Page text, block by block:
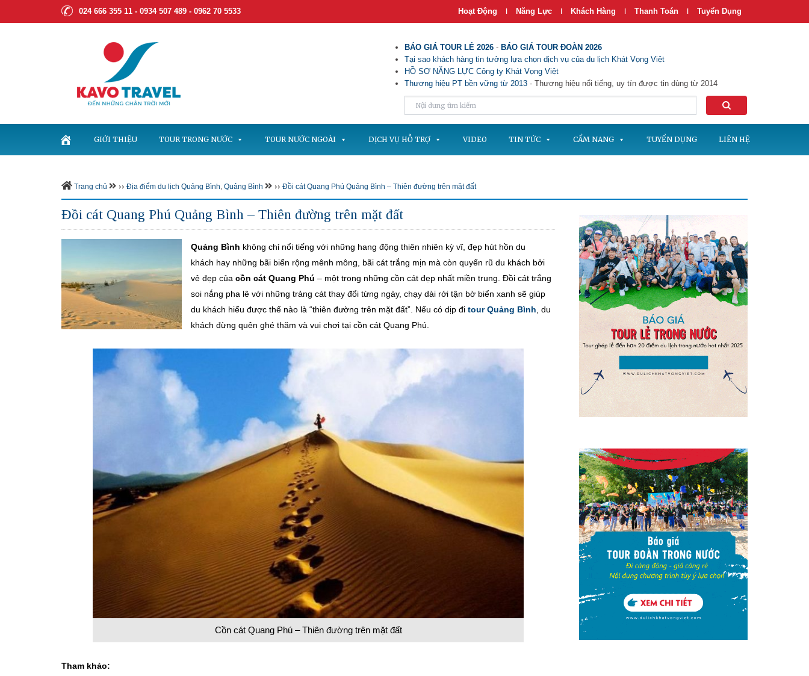
024 666 355 11 - 0934 507 489 - 0962 70 5533 Hoạt Động | Năng Lực | Khách Hàng | Thanh Toán | Tuyển Dụng
BÁO GIÁ TOUR LẺ 2026 - BÁO GIÁ TOUR ĐOÀN 2026
Tại sao khách hàng tin tưởng lựa chọn dịch vụ của du lịch Khát Vọng Việt
HỒ SƠ NĂNG LỰC Công ty Khát Vọng Việt
Thương hiệu PT bền vững từ 2013 - Thương hiệu nổi tiếng, uy tín được tin dùng từ 2014
GIỚI THIỆU TOUR TRONG NƯỚC TOUR NƯỚC NGOÀI DỊCH VỤ HỖ TRỢ VIDEO TIN TỨC CẨM NANG TUYỂN DỤNG LIÊN HỆ
Trang chủ ›› Địa điểm du lịch Quảng Bình, Quảng Bình ›› Đồi cát Quang Phú Quảng Bình – Thiên đường trên mặt đất
Đồi cát Quang Phú Quảng Bình – Thiên đường trên mặt đất
Quảng Bình không chỉ nổi tiếng với những hang động thiên nhiên kỳ vĩ, đẹp hút hồn du
khách hay những bãi biển rộng mênh mông, bãi cát trắng mịn mà còn quyến rũ du khách bởi
vẻ đẹp của cồn cát Quang Phú – một trong những cồn cát đẹp nhất miền trung. Đồi cát trắng
soi nắng pha lê với những trảng cát thay đổi từng ngày, chạy dài rới tận bờ biển xanh sẽ giúp
du khách hiểu được thế nào là “thiên đường trên mặt đất”. Nếu có dịp đi tour Quảng Bình , du
khách đừng quên ghé thăm và vui chơi tại cồn cát Quang Phú.
Cồn cát Quang Phú – Thiên đường trên mặt đất
Tham khảo: